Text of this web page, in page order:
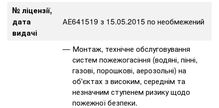
№ ліцензії,
дата
видачі
АЕ641519 з 15.05.2015 по необмежений
Монтаж, технічне обслуговування
систем пожежогасіння (водяні, пінні,
газові, порошкові, аерозольні) на
об'єктах з високим, середнім та
незначним ступенем ризику щодо
пожежної безпеки.